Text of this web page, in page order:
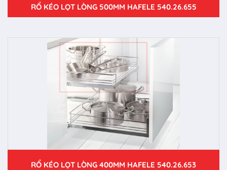
RỔ KÉO LỌT LÒNG 500MM HAFELE 540.26.655
RỔ KÉO LỌT LÒNG 400MM HAFELE 540.26.653